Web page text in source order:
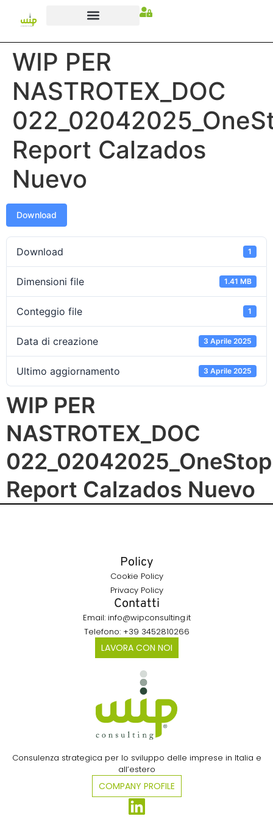
WIP PER
NASTROTEX_DOC
Report Calzados
Nuevo
Download
Download 1
Dimensioni file 1.41 MB
Conteggio file 1
Data di creazione 3 Aprile 2025
Ultimo aggiornamento 3 Aprile 2025
WIP PER
NASTROTEX_DOC
022_02042025_OneStop
Report Calzados Nuevo
Consulenza strategica per lo sviluppo delle imprese in Italia e
all’estero​
COMPANY PROFILE
Policy
Cookie Policy
Privacy Policy
Contatti
Email: info@wipconsulting.it
Telefono: +39 3452810266
LAVORA CON NOI